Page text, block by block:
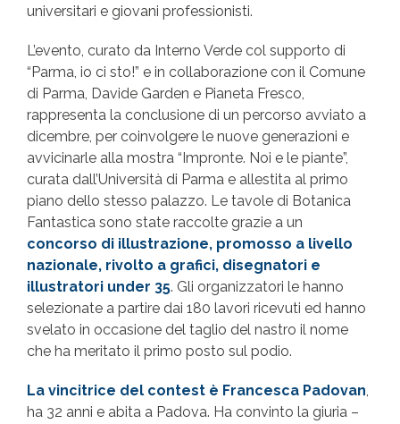
universitari e giovani professionisti.
L’evento, curato da Interno Verde col supporto di
“Parma, io ci sto!” e in collaborazione con il Comune
di Parma, Davide Garden e Pianeta Fresco,
rappresenta la conclusione di un percorso avviato a
dicembre, per coinvolgere le nuove generazioni e
avvicinarle alla mostra “Impronte. Noi e le piante”,
curata dall’Università di Parma e allestita al primo
piano dello stesso palazzo. Le tavole di Botanica
Fantastica sono state raccolte grazie a un
concorso di illustrazione, promosso a livello
nazionale, rivolto a grafici, disegnatori e
illustratori under 35. Gli organizzatori le hanno
selezionate a partire dai 180 lavori ricevuti ed hanno
svelato in occasione del taglio del nastro il nome
che ha meritato il primo posto sul podio.
La vincitrice del contest è Francesca Padovan,
ha 32 anni e abita a Padova. Ha convinto la giuria –